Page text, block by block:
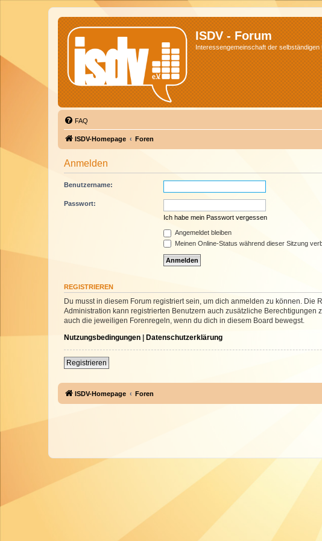
ISDV - Forum
Interessengemeinschaft der
FAQ
ISDV-Homepage Foren
Anmelden
Benutzername:
Passwort:
Ich habe mein Passwort vergessen
Angemeldet bleiben
Meinen Online-Status während dieser Sitzung
REGISTRIEREN
Du musst in diesem Forum registriert sein, um dich anmelden zu können.
Administration kann registrierten Benutzern auch zusätzliche
auch die jeweiligen Forenregeln, wenn du dich in diesem Board bewegst.
Nutzungsbedingungen | Datenschutzerklärung
Registrieren
ISDV-Homepage Foren